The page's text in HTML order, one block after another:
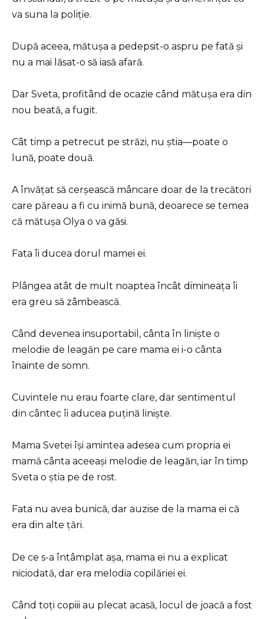
va suna la poliție.
După aceea, mătușa a pedepsit-o aspru pe fată și
nu a mai lăsat-o să iasă afară.
Dar Sveta, profitând de ocazie când mătușa era din
nou beată, a fugit.
Cât timp a petrecut pe străzi, nu știa—poate o
lună, poate două.
A învățat să cerșească mâncare doar de la trecători
care păreau a fi cu inimă bună, deoarece se temea
că mătușa Olya o va găsi.
Fata îi ducea dorul mamei ei.
Plângea atât de mult noaptea încât dimineața îi
era greu să zâmbească.
Când devenea insuportabil, cânta în liniște o
melodie de leagăn pe care mama ei i-o cânta
înainte de somn.
Cuvintele nu erau foarte clare, dar sentimentul
din cântec îi aducea puțină liniște.
Mama Svetei își amintea adesea cum propria ei
mamă cânta aceeași melodie de leagăn, iar în timp
Sveta o știa pe de rost.
Fata nu avea bunică, dar auzise de la mama ei că
era din alte țări.
De ce s-a întâmplat așa, mama ei nu a explicat
niciodată, dar era melodia copilăriei ei.
Când toți copiii au plecat acasă, locul de joacă a fost